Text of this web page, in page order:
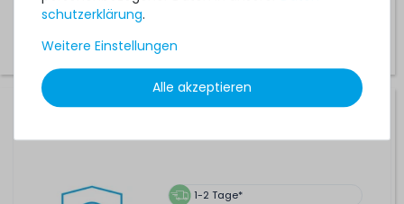
Hardware Care Pack für HPE ProLiant DL325 Gen10 Plus v2
1-2 Tage*
schutz­erklärung.
Weitere Einstellungen
Alle akzeptieren